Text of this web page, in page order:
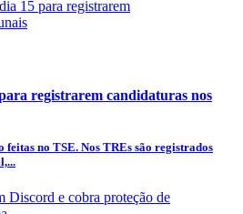
registrarem candidaturas nos
feitas no TSE. Nos TREs são registrados